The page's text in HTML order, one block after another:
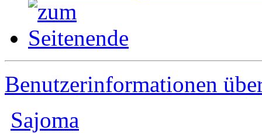
Benutzerinformationen
Sajoma